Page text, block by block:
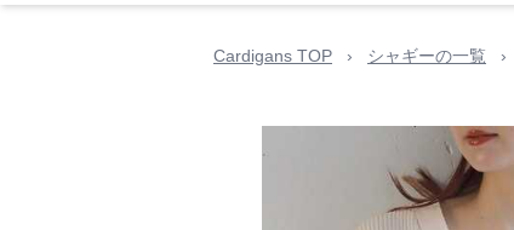
Cardigans TOP › シャギーの一覧 ›